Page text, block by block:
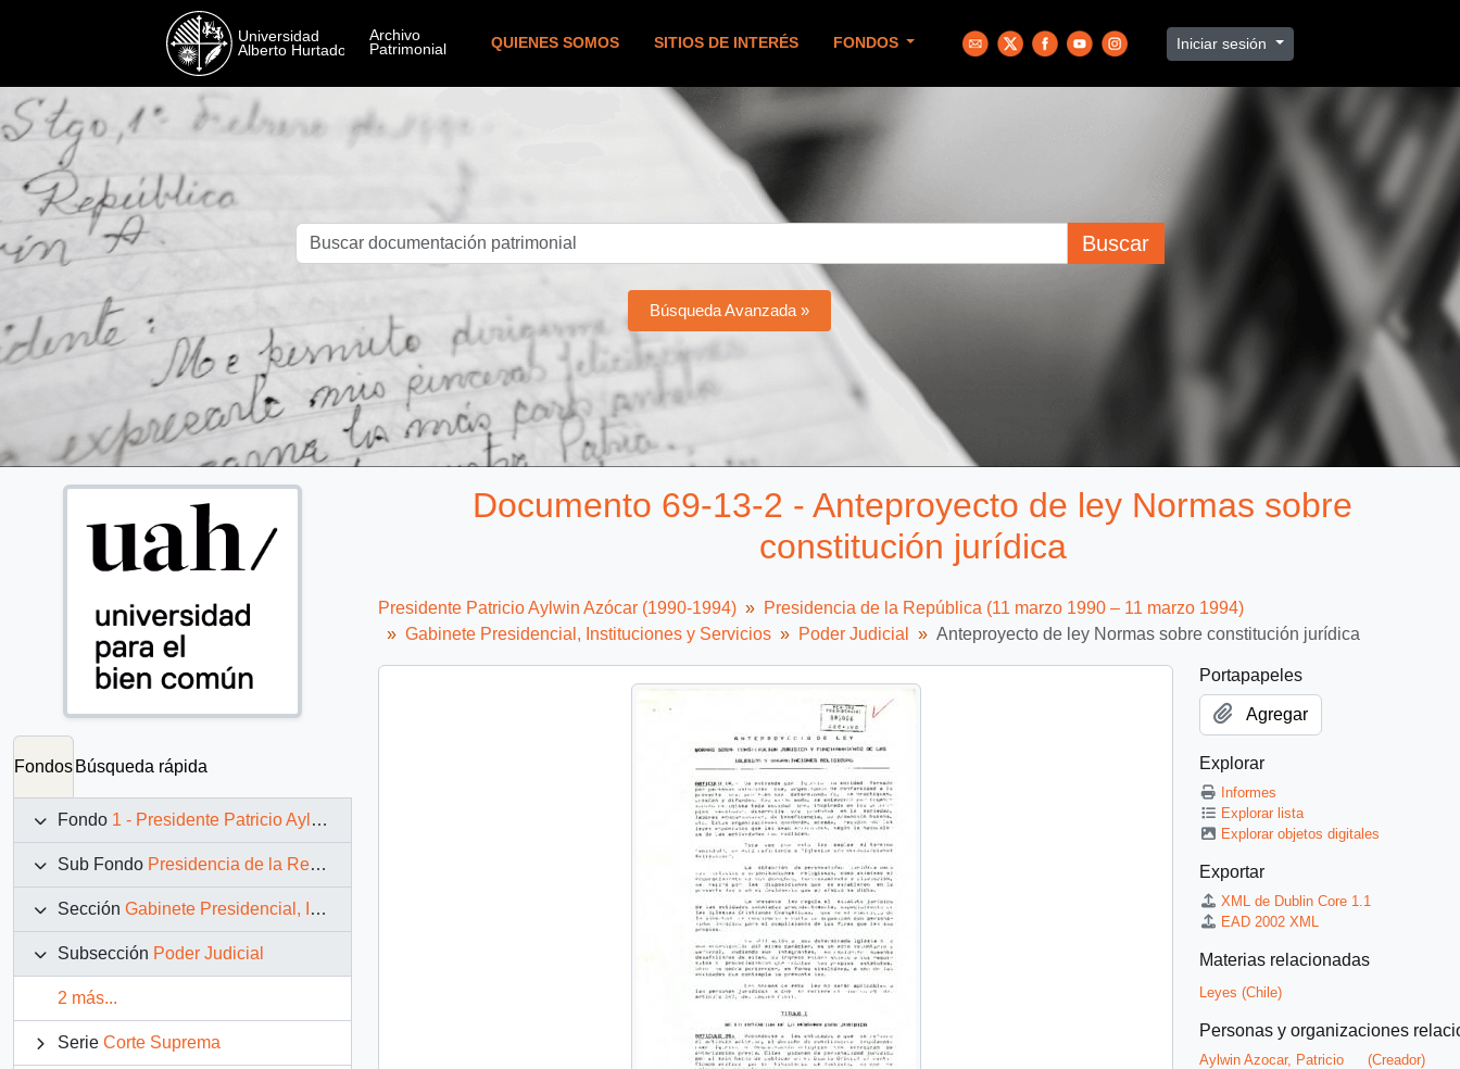
QUIENES SOMOS SITIOS DE INTERÉS FONDOS Iniciar sesión
Buscar
Búsqueda Avanzada »
Fondos Búsqueda rápida
Fondo 1 - Presidente Patricio Aylwin Azócar (1990-1994)
Sub Fondo Presidencia de la República (11 marzo 1990 – 11 marzo 1994)
Sección Gabinete Presidencial, Instituciones y Servicios
Subsección Poder Judicial
2 más...
Serie Corte Suprema
Documento 69-13-2 - Anteproyecto de ley Normas sobre
constitución jurídica
Presidente Patricio Aylwin Azócar (1990-1994)
Presidencia de la República (11 marzo 1990 – 11 marzo 1994)
Gabinete Presidencial, Instituciones y Servicios
Poder Judicial Anteproyecto de ley Normas sobre constitución jurídica
Portapapeles
Agregar
Explorar
Informes
Explorar lista
Explorar objetos digitales
Exportar
XML de Dublin Core 1.1
EAD 2002 XML
Materias relacionadas
Leyes (Chile)
Personas y organizaciones
Aylwin Azocar, Patricio
(Creador)